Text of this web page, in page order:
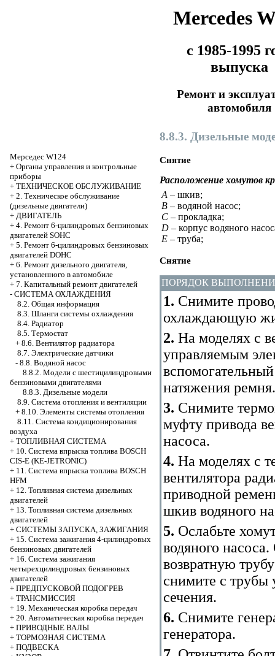
Mercedes
с 1985-1995
выпуска
Ремонт и
автомобиля
Мерседес W124
+ Органы управления и контрольные
приборы
+ ТЕХНИЧЕСКОЕ ОБСЛУЖИВАНИЕ
+ 2. Техническое обслуживание
(дизельные двигатели)
+ ДВИГАТЕЛЬ
+ 4. Ремонт 6-цилиндровых бензиновых
двигателей SOHC
+ 5. Ремонт 6-цилиндровых бензиновых
двигателей DOHC
+ 6. Ремонт дизельного двигателя,
установленного в автомобиле
+ 7. Капитальный ремонт двигателей
- СИСТЕМА ОХЛАЖДЕНИЯ
8.2. Общая информация
8.3. Шланги системы охлаждения
8.4. Радиатор
8.5. Термостат
+ 8.6. Вентилятор радиатора
8.7. Электрические датчики
- 8.8. Водяной насос
8.8.2. Модели с шестицилиндровыми
бензиновыми двигателями
8.8.3. Дизельные модели
8.9. Система отопления и вентиляции
+ 8.10. Элементы системы отопления
8.11. Система кондиционирования
воздуха
+ ТОПЛИВНАЯ СИСТЕМА
+ 10. Система впрыска топлива BOSCH
CIS-E (KE-JETRONIC)
+ 11. Система впрыска топлива BOSCH
HFM
+ 12. Топливная система дизельных
двигателей
+ 13. Топливная система дизельных
двигателей
+ СИСТЕМЫ ЗАПУСКА, ЗАЖИГАНИЯ
+ 15. Система зажигания 4-цилиндровых
бензиновых двигателей
+ 16. Система зажигания
четырехцилиндровых бензиновых
двигателей
+ ПРЕДПУСКОВОЙ ПОДОГРЕВ
+ ТРАНСМИССИЯ
+ 19. Механическая коробка передач
+ 20. Автоматическая коробка передач
+ ПРИВОДНЫЕ ВАЛЫ
+ ТОРМОЗНАЯ СИСТЕМА
+ ПОДВЕСКА
8.8.3. Дизельные
Снятие
Расположение хомутов
A – шкив;
B – водяной насос;
C – прокладка;
D – корпус водяного
E – труба;
Снятие
ПОРЯДОК
1. Снимите
охлаждающую
2. На моделях с
управляемым
натяжения ремня.
3. Снимите
муфту привода
насоса.
4. На моделях с
вентилятора
приводной
шкив водяного
5. Ослабьте
водяного
возвратную
снимите с трубы
сечения.
6. Снимите
генератора.